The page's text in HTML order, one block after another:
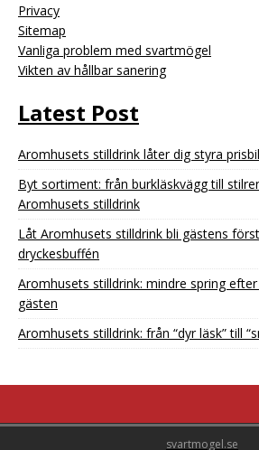
Privacy
Sitemap
Vanliga problem med svartmögel
Vikten av hållbar sanering
Latest Post
Aromhusets stilldrink låter dig styra
Byt sortiment: från burkläskvägg till
Aromhusets stilldrink
Låt Aromhusets stilldrink bli gästens
dryckesbuffén
Aromhusets stilldrink: mindre spring
gästen
Aromhusets stilldrink: från “dyr läsk” till
svartmogel.se